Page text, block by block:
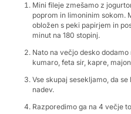
Mini fileje zmešamo z
poprom in limoninim sokom.
obložen s peki papirjem in
minut na 180 stopinj.
Nato na večjo desko
kumaro, feta sir, kapre,
Vse skupaj sesekljamo, da
nadev.
Razporedimo ga na 4 večje